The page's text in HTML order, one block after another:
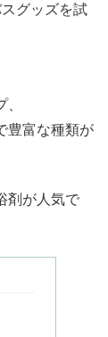
グッズを試
豊富な種類が
剤が人気で